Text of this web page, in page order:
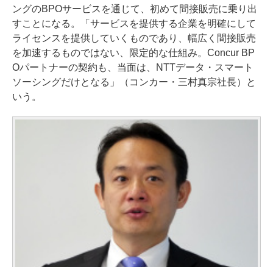
ングのBPOサービスを通じて、初めて間接販売に乗り出
すことになる。「サービスを提供する企業を明確にして
ライセンスを提供していくものであり、幅広く間接販売
を加速するものではない、限定的な仕組み。Concur BP
Oパートナーの契約も、当面は、NTTデータ・スマート
ソーシングだけとなる」（コンカー・三村真宗社長）と
いう。